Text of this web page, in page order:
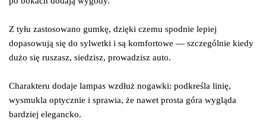
Z tyłu zastosowano gumkę, dzięki czemu spodnie lepiej
dopasowują się do sylwetki i są komfortowe — szczególnie kiedy
dużo się ruszasz, siedzisz, prowadzisz auto.
Charakteru dodaje lampas wzdłuż nogawki: podkreśla linię,
wysmukla optycznie i sprawia, że nawet prosta góra wygląda
bardziej elegancko.